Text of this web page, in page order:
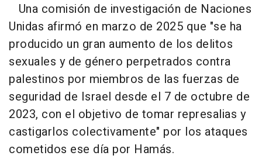
Una comisión de investigación de Naciones
Unidas afirmó en marzo de 2025 que "se ha
producido un gran aumento de los delitos
sexuales y de género perpetrados contra
palestinos por miembros de las fuerzas de
seguridad de Israel desde el 7 de octubre de
2023, con el objetivo de tomar represalias y
castigarlos colectivamente" por los ataques
cometidos ese día por Hamás.